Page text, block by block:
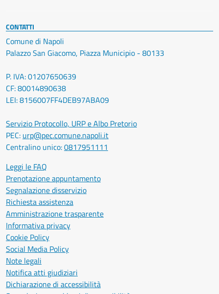
CONTATTI
Comune di Napoli
Palazzo San Giacomo, Piazza Municipio - 80133
P. IVA: 01207650639
CF: 80014890638
LEI: 8156007FF4DEB97ABA09
Servizio Protocollo, URP e Albo Pretorio
PEC: urp@pec.comune.napoli.it
Centralino unico:0817951111
Leggi le FAQ
Prenotazione appuntamento
Segnalazione disservizio
Richiesta assistenza
Amministrazione trasparente
Informativa privacy
Cookie Policy
Social Media Policy
Note legali
Notifica atti giudiziari
Dichiarazione di accessibilità